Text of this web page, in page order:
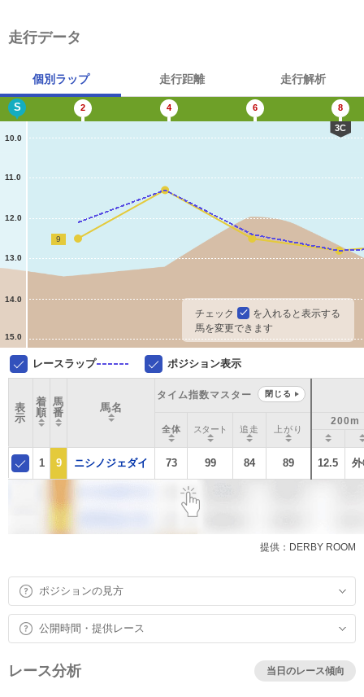
走行データ
個別ラップ 走行距離 走行解析
10.0
11.0
12.0
13.0
14.0
15.0
S 2 4 6 8
3C
9
チェック
を入れると表示する
馬を変更できます
レースラップ ポジション表示
表
示
着
順
馬
番
馬名
タイム指数マスター 閉じる
全体 スタート 追走 上がり
200m
1 9 ニシノジェダイ 73 99 84 89 12.5
提供：DERBY ROOM
ポジションの見方
公開時間・提供レース
レース分析 当日のレース傾向